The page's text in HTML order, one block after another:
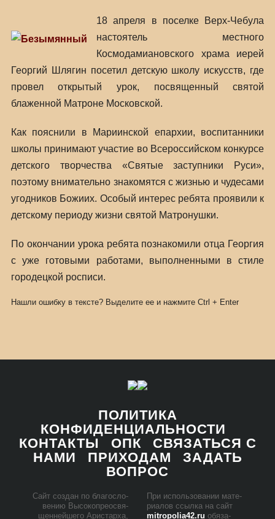
18 апреля в поселке Верх-Чебула
настоятель местного
Космодамиановского храма иерей
Георгий Шлягин посетил детскую школу искусств, где
провел открытый урок, посвященный святой
блаженной Матроне Московской.
Как пояснили в Мариинской епархии, воспитанники
школы принимают участие во Всероссийском конкурсе
детского творчества «Святые заступники Руси»,
поэтому внимательно знакомятся с жизнью и чудесами
угодников Божиих. Особый интерес ребята проявили к
детскому периоду жизни святой Матронушки.
По окончании урока ребята познакомили отца Георгия
с уже готовыми работами, выполненными в стиле
городецкой росписи.
Нашли ошибку в тексте? Выделите ее и нажмите Ctrl + Enter
ПОЛИТИКА
КОНФИДЕНЦИАЛЬНОСТИ
КОНТАКТЫ
ОПК
СВЯЗАТЬСЯ С
НАМИ
ПРИХОДАМ
ЗАДАТЬ
ВОПРОС
Сайт со­здан по бла­го­сло­
ве­нию Вы­со­ко­прео­свя­
щен­ней­ше­го Ари­стар­ха,
При ис­поль­зо­ва­нии ма­те­
ри­а­лов ссыл­ка на сайт
mitropolia42.ru обя­за­